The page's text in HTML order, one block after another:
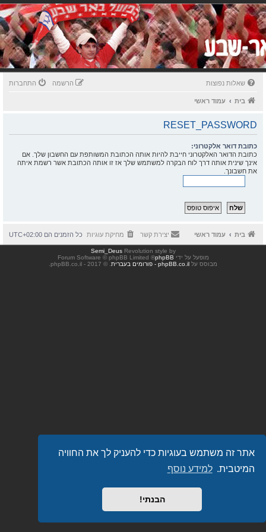
אתר זה משתמש בעוגיות כדי להעניק לך את החוויה
המיטבית. למידע נוסף
הבנתי!
שאלות נפוצות התחברות הרשמה
בית עמוד ראשי
RESET_PASSWORD
כתובת דואר אלקטרוני:
כתובת הדואר האלקטרוני חייבת להיות אותה הכתובת המשותפת עם החשבון שלך. אם
אינך שינית אותה דרך לוח הבקרה למשתמש שלך אז זו אותה הכתובת אשר רשמת איתה
את חשבונך.
בית עמוד ראשי כל הזמנים הם UTC+02:00 מחיקת עוגיות יצירת קשר
Revolution style by
Semi_Deus
מופעל על ידי phpBB
® Forum Software © phpBB Limited
מבוסס על phpBB.co.il - פורומים בעברית . © 2017 - phpBB.co.il.